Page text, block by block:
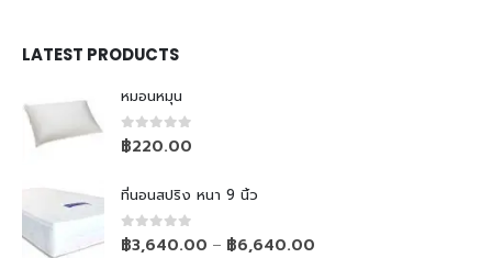
LATEST PRODUCTS
หมอนหมุน
0out of 5
฿220.00
ที่นอนสปริง หนา 9 นิ้ว
0out of 5
฿3,640.00 – ฿6,640.00